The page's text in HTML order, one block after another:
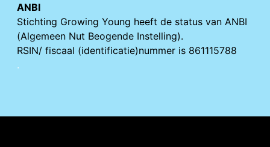
ANBI
Stichting Growing Young heeft de status van ANBI
(Algemeen Nut Beogende Instelling).
RSIN/ fiscaal (identificatie)nummer is 861115788
.